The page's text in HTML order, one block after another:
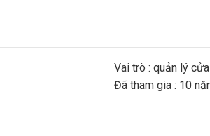
Vai trò : quản lý
Đã tham gia : 10